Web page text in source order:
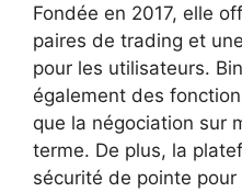
Fondée en 2017, elle
paires de trading et
pour les utilisateurs.
également des
que la négociation sur
terme. De plus, la
sécurité de pointe